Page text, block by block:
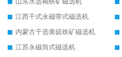
江西干式永磁带式磁选机
内蒙古干选黄硫铁矿磁选机
江苏永磁筒式磁选机